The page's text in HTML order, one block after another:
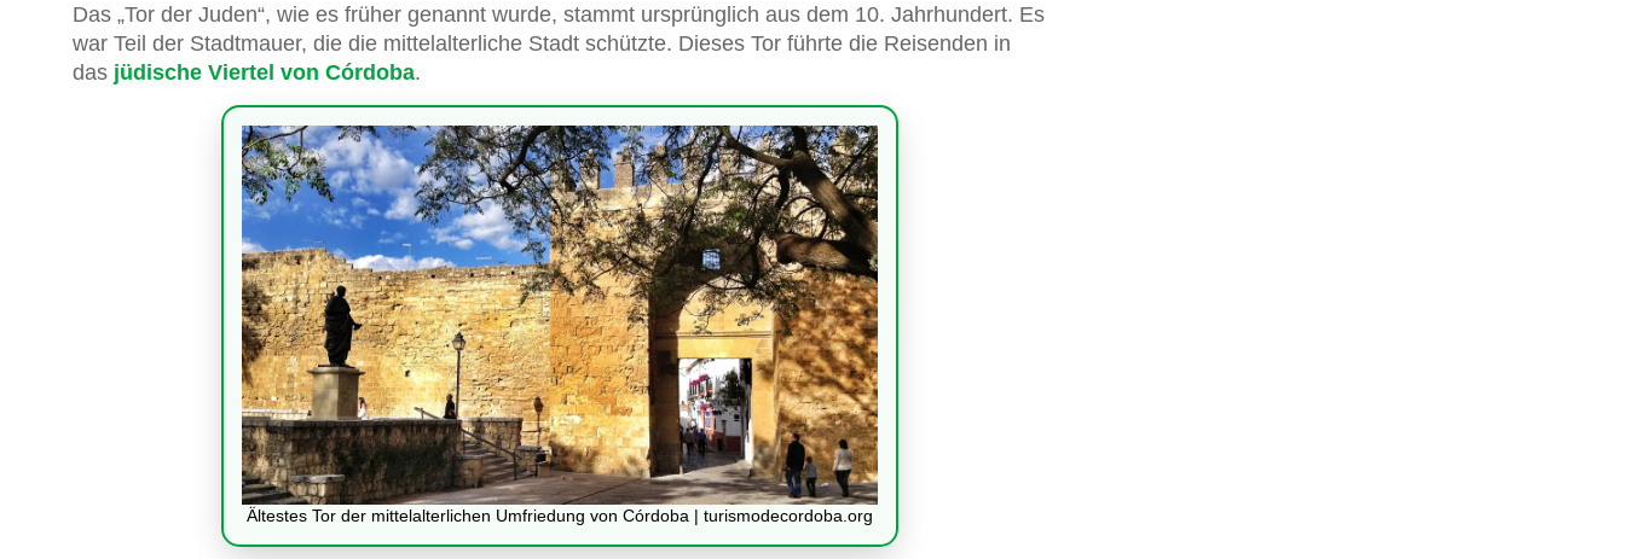
Das „Tor der Juden“, wie es früher genannt wurde, stammt ursprünglich aus dem 10. Jahrhundert. Es
war Teil der Stadtmauer, die die mittelalterliche Stadt schützte. Dieses Tor führte die Reisenden in
das jüdische Viertel von Córdoba.
Ältestes Tor der mittelalterlichen Umfriedung von Córdoba | turismodecordoba.org